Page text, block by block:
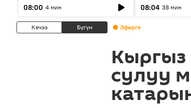
08:00 4 мин
08:04 38 мин
Кечээ Бүгүн Эфирге
Кыргыз
сулуу